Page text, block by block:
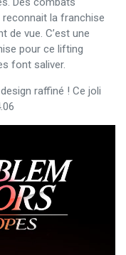
reconnait la franchise
de vue. C’est une
pour ce lifting
font saliver.
raffiné ! Ce joli